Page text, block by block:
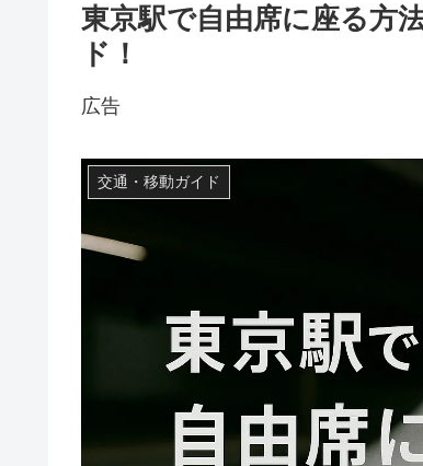
東京駅で自由席に座る方
ド！
広告
交通・移動ガイド